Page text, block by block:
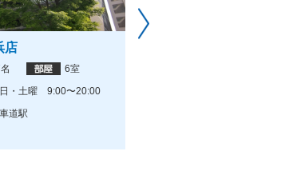
店
6室
・土曜 9:00〜20:00
道駅